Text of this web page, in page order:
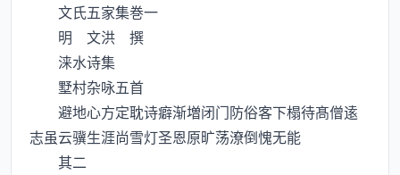
文氏五家集巻一
明 文洪 撰
涞水诗集
墅村杂咏五首
避地心方定耽诗癖渐増闭门防俗客下榻待髙僧逺
志虽云骥生涯尚雪灯圣恩原旷荡潦倒愧无能
其二